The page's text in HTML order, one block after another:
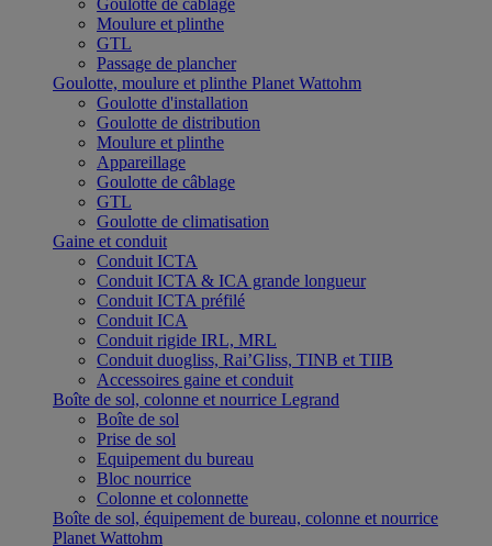
Goulotte de câblage
Moulure et plinthe
GTL
Passage de plancher
Goulotte, moulure et plinthe Planet Wattohm
Goulotte d'installation
Goulotte de distribution
Moulure et plinthe
Appareillage
Goulotte de câblage
GTL
Goulotte de climatisation
Gaine et conduit
Conduit ICTA
Conduit ICTA & ICA grande longueur
Conduit ICTA préfilé
Conduit ICA
Conduit rigide IRL, MRL
Conduit duogliss, Rai’Gliss, TINB et TIIB
Accessoires gaine et conduit
Boîte de sol, colonne et nourrice Legrand
Boîte de sol
Prise de sol
Equipement du bureau
Bloc nourrice
Colonne et colonnette
Boîte de sol, équipement de bureau, colonne et nourrice
Planet Wattohm